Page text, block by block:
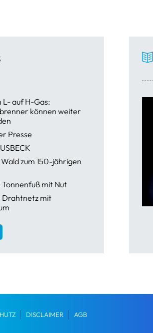
L- auf H-Gas:
können weiter
Presse
zum 150-jährigen
Tonnenfuß mit Nut
Drahtnetz mit
DISCLAIMER AGB